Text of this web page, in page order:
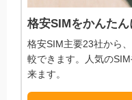
格安SIMをかんたん
格安SIM主要23社から
較できます。人気の
来ます。